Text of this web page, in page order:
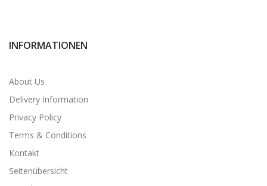
INFORMATIONEN
About Us
Delivery Information
Privacy Policy
Terms & Conditions
Kontakt
Seitenübersicht